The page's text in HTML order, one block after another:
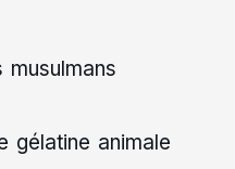
gélatine animale